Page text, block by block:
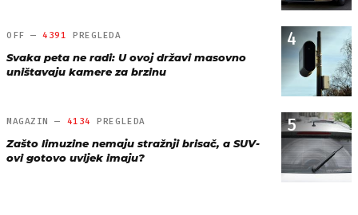
4
OFF —4391 PREGLEDA
Svaka peta ne radi: U ovoj državi masovno
uništavaju kamere za brzinu
5
MAGAZIN — 4134 PREGLEDA
Zašto limuzine nemaju stražnji brisač, a SUV-
ovi gotovo uvijek imaju?